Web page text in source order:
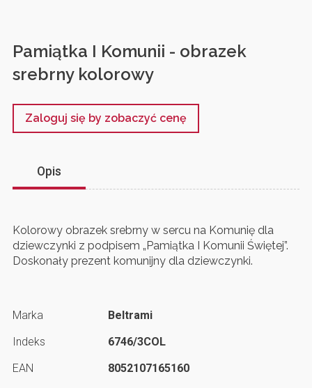
Pamiątka I Komunii - obrazek
srebrny kolorowy
Zaloguj się by zobaczyć cenę
Opis
Kolorowy obrazek srebrny w sercu na Komunię dla
dziewczynki z podpisem „Pamiątka I Komunii Świętej”.
Doskonały prezent komunijny dla dziewczynki.
Marka
Beltrami
Indeks
6746/3COL
EAN
8052107165160